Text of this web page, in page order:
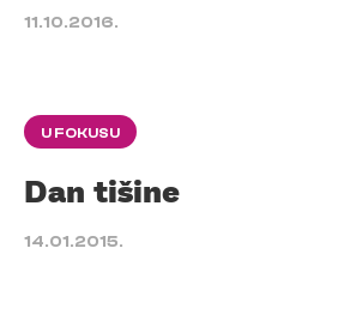
11.10.2016.
U FOKUSU
Dan tišine
14.01.2015.